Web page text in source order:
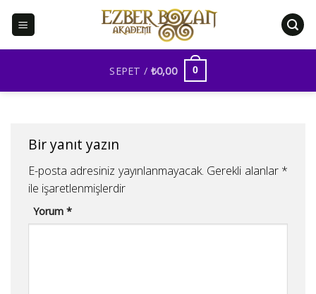
SEPET / ₺0,00 0
Bir yanıt yazın
E-posta adresiniz yayınlanmayacak. Gerekli alanlar *
ile işaretlenmişlerdir
Yorum*